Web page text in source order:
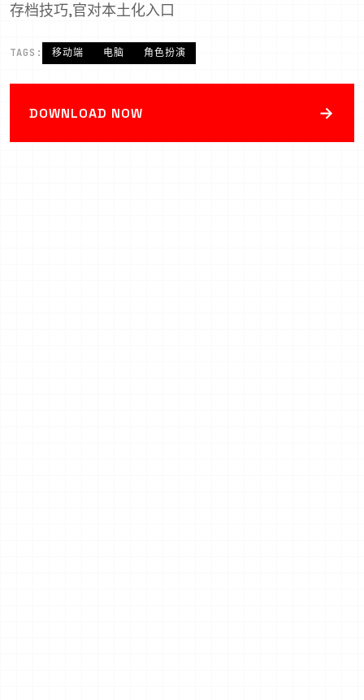
存档技巧,官对本土化入口
TAGS: 移动端 电脑 角色扮演
DOWNLOAD NOW →